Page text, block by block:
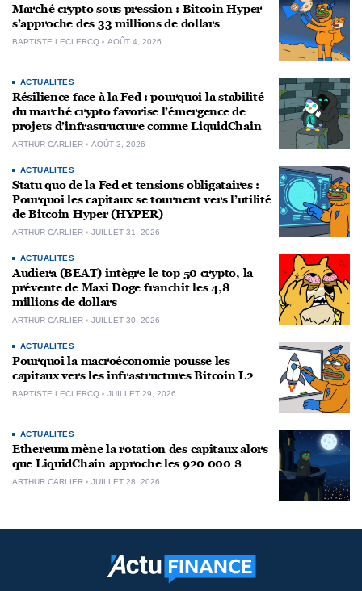
Marché crypto sous pression : Bitcoin Hyper
s’approche des 33 millions de dollars
BAPTISTE LECLERCQ AOÛT 4, 2026
ACTUALITÉS
Résilience face à la Fed : pourquoi la stabilité
du marché crypto favorise l’émergence de
projets d’infrastructure comme LiquidChain
ARTHUR CARLIER AOÛT 3, 2026
ACTUALITÉS
Statu quo de la Fed et tensions obligataires :
Pourquoi les capitaux se tournent vers l’utilité
de Bitcoin Hyper (HYPER)
ARTHUR CARLIER JUILLET 31, 2026
ACTUALITÉS
Audiera (BEAT) intègre le top 50 crypto, la
prévente de Maxi Doge franchit les 4,8
millions de dollars
ARTHUR CARLIER JUILLET 30, 2026
ACTUALITÉS
Pourquoi la macroéconomie pousse les
capitaux vers les infrastructures Bitcoin L2
BAPTISTE LECLERCQ JUILLET 29, 2026
ACTUALITÉS
Ethereum mène la rotation des capitaux alors
que LiquidChain approche les 920 000 $
ARTHUR CARLIER JUILLET 28, 2026